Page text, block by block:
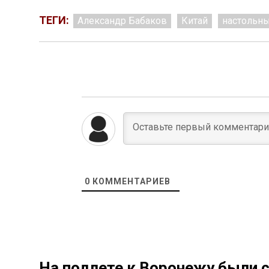
ТЕГИ: Александр Бабаков Китай
0 КОММЕНТАРИЕВ